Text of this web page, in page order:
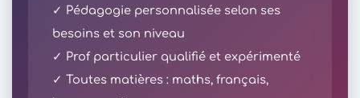
✓ Pédagogie personnalisée selon ses
besoins et son niveau
✓ Prof particulier qualifié et expérimenté
✓ Toutes matières : maths, français,